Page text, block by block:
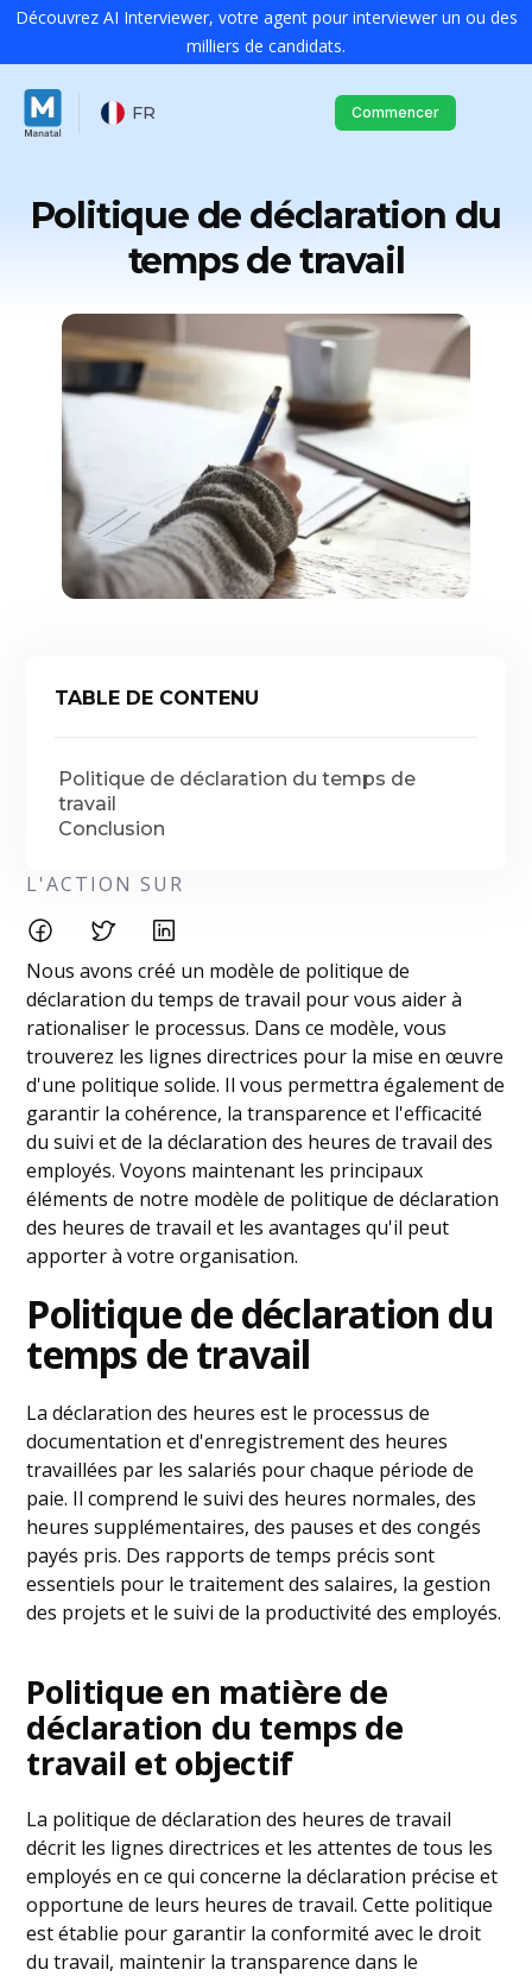
Découvrez AI Interviewer, votre agent pour interviewer un ou des
milliers de candidats.
FR Commencer
Politique de déclaration du
temps de travail
TABLE DE CONTENU
Politique de déclaration du temps de
travail
Conclusion
L'ACTION SUR
Nous avons créé un modèle de politique de
déclaration du temps de travail pour vous aider à
rationaliser le processus. Dans ce modèle, vous
trouverez les lignes directrices pour la mise en œuvre
d'une politique solide. Il vous permettra également de
garantir la cohérence, la transparence et l'efficacité
du suivi et de la déclaration des heures de travail des
employés. Voyons maintenant les principaux
éléments de notre modèle de politique de déclaration
des heures de travail et les avantages qu'il peut
apporter à votre organisation.
Politique de déclaration du
temps de travail
La déclaration des heures est le processus de
documentation et d'enregistrement des heures
travaillées par les salariés pour chaque période de
paie. Il comprend le suivi des heures normales, des
heures supplémentaires, des pauses et des congés
payés pris. Des rapports de temps précis sont
essentiels pour le traitement des salaires, la gestion
des projets et le suivi de la productivité des employés.
Politique en matière de
déclaration du temps de
travail et objectif
La politique de déclaration des heures de travail
décrit les lignes directrices et les attentes de tous les
employés en ce qui concerne la déclaration précise et
opportune de leurs heures de travail. Cette politique
est établie pour garantir la conformité avec le droit
du travail, maintenir la transparence dans le